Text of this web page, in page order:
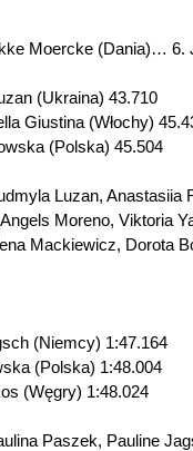
Moercke (Dania)… 6.
(Ukraina) 43.710
Giustina (Włochy)
(Polska) 45.504
Luzan, Anastasiia
Moreno, Viktoria
Mackiewicz, Dorota
(Niemcy) 1:47.164
(Polska) 1:48.004
(Węgry) 1:48.024
Paszek, Pauline